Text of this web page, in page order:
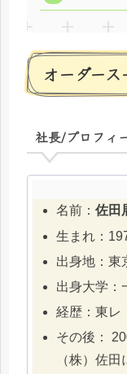
オーダー
社長/プロフィ
名前：佐田
生まれ：
出身地：東
出身大学：
経歴：東レ
その後：
（株）佐田